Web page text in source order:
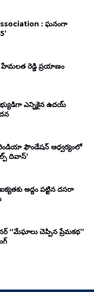
: ఘనంగా
హేమలత రెడ్డి ప్రయాణం
ఎన్నికైన ఉదయ్
ఫౌండేషన్ ఆధ్వర్యంలో
దివాస్’
అద్దం పట్టిన దసరా
“మేఘాలు చెప్పిన ప్రేమకథ”